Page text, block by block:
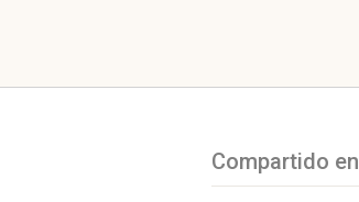
Compartido en